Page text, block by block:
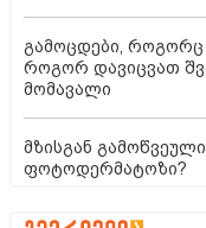
გამოცდები, როგორც
როგორ დავიცვათ
მომავალი
მზისგან
ფოტოდერმატოზი?